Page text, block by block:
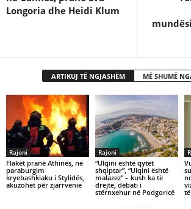
Longoria dhe Heidi Klum
ARTIKUJ TË NGJASHËM MË SHUMË
Rajoni
Flakët pranë Athinës, në
paraburgim
kryebashkiaku i Stylidës,
akuzohet për zjarrvënie
Rajoni
​“Ulqini është qytet
shqiptar”, “Ulqini është
malazez” – kush ka të
drejtë, debati i
stërnxehur në Podgoricë